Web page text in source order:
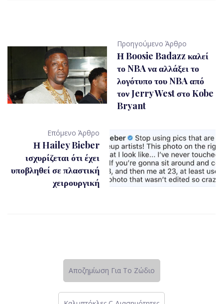
Προηγούμενο Άρθρο
Η Boosie Badazz καλεί
το NBA να αλλάξει το
λογότυπο του NBA από
τον Jerry West στο Kobe
Bryant
Επόμενο Άρθρο
Η Hailey Bieber
ισχυρίζεται ότι έχει
υποβληθεί σε πλαστική
χειρουργική
Αποζημίωση Για Το Ζώδιο